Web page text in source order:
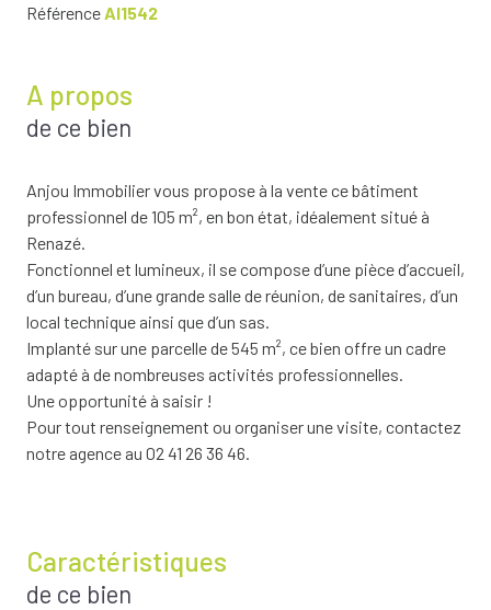
RéférenceAI1542
A propos
de ce bien
Anjou Immobilier vous propose à la vente ce bâtiment
professionnel de 105 m², en bon état, idéalement situé à
Renazé.
Fonctionnel et lumineux, il se compose d’une pièce d’accueil,
d’un bureau, d’une grande salle de réunion, de sanitaires, d’un
local technique ainsi que d’un sas.
Implanté sur une parcelle de 545 m², ce bien offre un cadre
adapté à de nombreuses activités professionnelles.
Une opportunité à saisir !
Pour tout renseignement ou organiser une visite, contactez
notre agence au 02 41 26 36 46.
Caractéristiques
de ce bien